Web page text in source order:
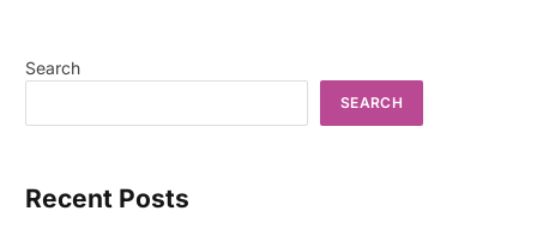
Search
SEARCH
Recent Posts